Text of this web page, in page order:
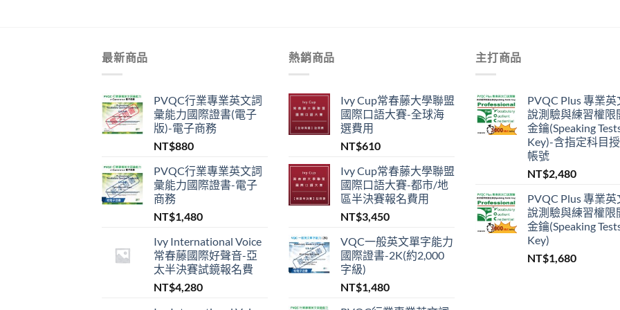
最新商品
PVQC行業專業英文詞
彙能力國際證書(電子
版)-電子商務
NT$880
PVQC行業專業英文詞
彙能力國際證書-電子
商務
NT$1,480
Ivy International Voice
常春藤國際好聲音-亞
太半決賽試鏡報名費
NT$4,280
熱銷商品
Ivy Cup常春藤大學聯盟
國際口語大賽-全球海
選費用
NT$610
Ivy Cup常春藤大學聯盟
國際口語大賽-都市/地
區半決賽報名費用
NT$3,450
VQC一般英文單字能力
國際證書-2K(約2,000
字級)
NT$1,480
主打商品
PVQC Plus 專業英
說測驗與練習權限
金鑰(Speaking
Key)-含指定科目
帳號
NT$2,480
PVQC Plus 專業英
說測驗與練習權限
金鑰(Speaking
Key)
NT$1,680